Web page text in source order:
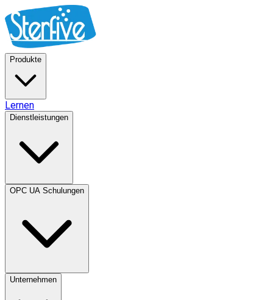
Produkte
Lernen
Dienstleistungen
OPC UA Schulungen
Unternehmen